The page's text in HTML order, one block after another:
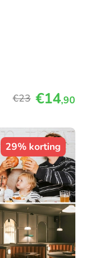
€23 €14,90
29% korting